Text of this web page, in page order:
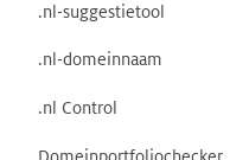
.nl-suggestietool
.nl-domeinnaam
.nl Control
Domeinportfoliochecker